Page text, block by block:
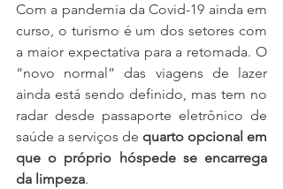
Com a pandemia da Covid-19 ainda em
curso, o turismo é um dos setores com
a maior expectativa para a retomada. O
“novo normal” das viagens de lazer
ainda está sendo definido, mas tem no
radar desde passaporte eletrônico de
saúde a serviços de quarto opcional em
que o próprio hóspede se encarrega
da limpeza.